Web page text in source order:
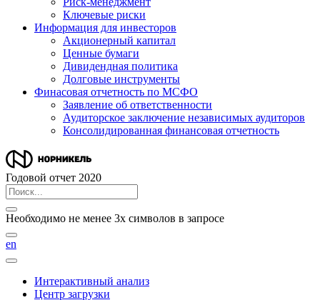
Ключевые риски
Информация для инвесторов
Акционерный капитал
Ценные бумаги
Дивидендная политика
Долговые инструменты
Финасовая отчетность по МСФО
Заявление об ответственности
Аудиторское заключение независимых аудиторов
Консолидированная финансовая отчетность
Годовой отчет 2020
Необходимо не менее 3х символов в запросе
en
Интерактивный анализ
Центр загрузки